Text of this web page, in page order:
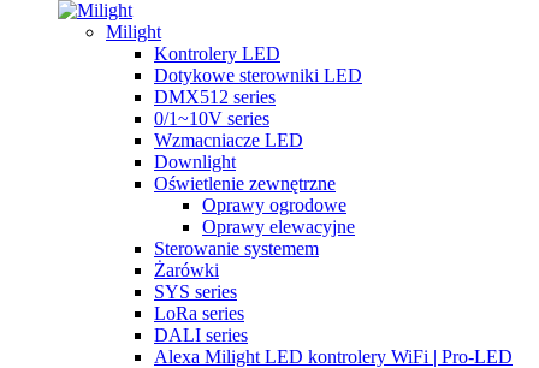
Milight
Kontrolery LED
Dotykowe sterowniki LED
DMX512 series
0/1~10V series
Wzmacniacze LED
Downlight
Oświetlenie zewnętrzne
Oprawy ogrodowe
Oprawy elewacyjne
Sterowanie systemem
Żarówki
SYS series
LoRa series
DALI series
Alexa Milight LED kontrolery WiFi | Pro-LED